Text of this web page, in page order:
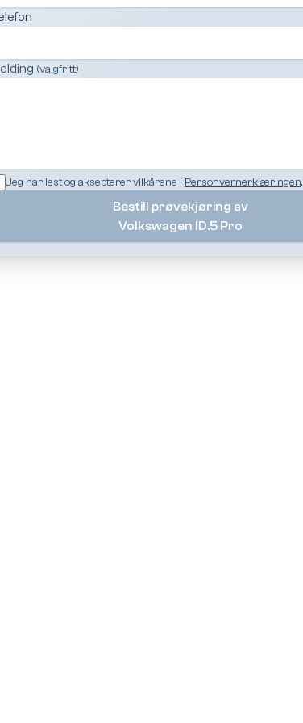
(valgfritt)
Jeg har lest og aksepterer vilkårene i Personvernerklæringen.
Bestill prøvekjøring av
Volkswagen ID.5 Pro